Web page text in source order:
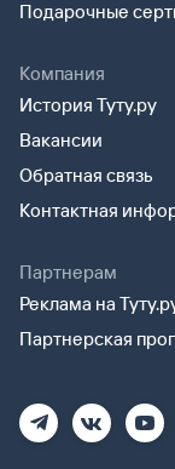
Подарочные
Компания
История Туту.ру
Вакансии
Обратная связь
Контактная
Партнерам
Реклама на
Партнерская